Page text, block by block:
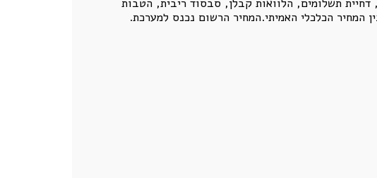
המחיר הכלכלי האמיתי.המחיר הרשום נכנס למערכת.